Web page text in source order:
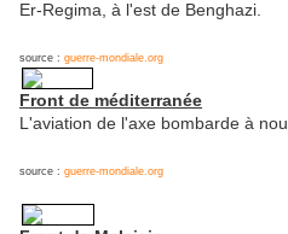
Er-Regima, à l'est de Benghazi.
source : guerre-mondiale.org
Front de méditerranée
L'aviation de l'axe bombarde à
source : guerre-mondiale.org